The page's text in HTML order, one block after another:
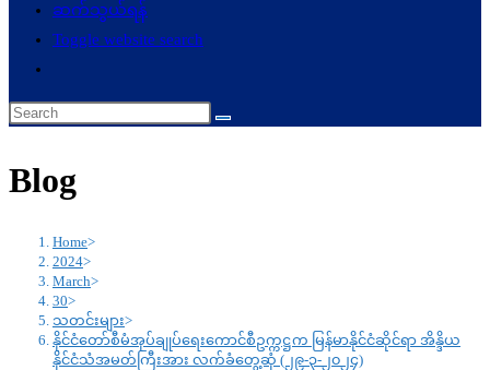
ဆက်သွယ်ရန်
Toggle website search
Blog
Home>
2024>
March>
30>
သတင်းများ>
နိုင်ငံတော်စီမံအုပ်ချုပ်ရေးကောင်စီဥက္ကဋ္ဌက မြန်မာနိုင်ငံဆိုင်ရာ အိန္ဒိယ
နိုင်ငံသံအမတ်ကြီးအား လက်ခံတွေ့ဆုံ (၂၉-၃-၂၀၂၄)